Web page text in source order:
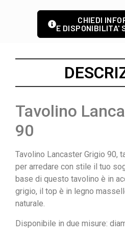
CHIEDI
E DISPONIBILITA'
Tavolino
90
Tavolino Lancaster Grigio 90,
per arredare con stile il tuo
base di questo tavolino è in
grigio, il top è in legno
naturale.
Disponibile in due misure: